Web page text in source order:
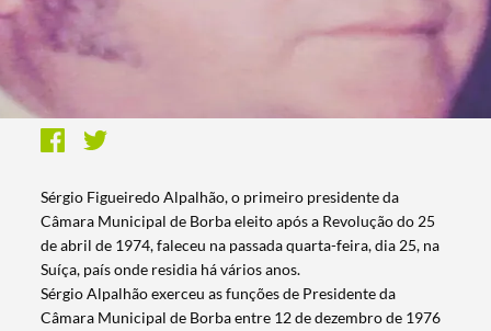
Sérgio Figueiredo Alpalhão, o primeiro presidente da
Câmara Municipal de Borba eleito após a Revolução do 25
de abril de 1974, faleceu na passada quarta-feira, dia 25, na
Suíça, país onde residia há vários anos.
Sérgio Alpalhão exerceu as funções de Presidente da
Câmara Municipal de Borba entre 12 de dezembro de 1976